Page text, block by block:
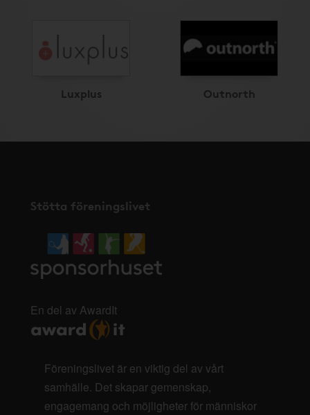
Luxplus Outnorth
Stötta föreningslivet
En del av AwardIt
Föreningslivet är en viktig del av vårt
samhälle. Det skapar gemenskap,
engagemang och möjligheter för människor